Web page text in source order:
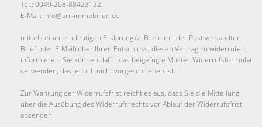
Tel.: 0049-208-88423122
E-Mail: info@arr-immobilien.de
mittels einer eindeutigen Erklärung (z. B. ein mit der Post versandter
Brief oder E-Mail) über Ihren Entschluss, diesen Vertrag zu widerrufen,
informieren. Sie können dafür das beigefügte Muster-Widerrufsformular
verwenden, das jedoch nicht vorgeschrieben ist.
Zur Wahrung der Widerrufsfrist reicht es aus, dass Sie die Mitteilung
über die Ausübung des Widerrufsrechts vor Ablauf der Widerrufsfrist
absenden.